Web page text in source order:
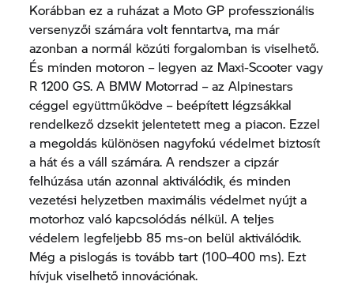
Korábban ez a ruházat a Moto GP professzionális
versenyzői számára volt fenntartva, ma már
azonban a normál közúti forgalomban is viselhető.
És minden motoron – legyen az Maxi-Scooter vagy
R 1200 GS. A BMW Motorrad – az Alpinestars
céggel együttműködve – beépített légzsákkal
rendelkező dzsekit jelentetett meg a piacon. Ezzel
a megoldás különösen nagyfokú védelmet biztosít
a hát és a váll számára. A rendszer a cipzár
felhúzása után azonnal aktiválódik, és minden
vezetési helyzetben maximális védelmet nyújt a
motorhoz való kapcsolódás nélkül. A teljes
védelem legfeljebb 85 ms-on belül aktiválódik.
Még a pislogás is tovább tart (100–400 ms). Ezt
hívjuk viselhető innovációnak.